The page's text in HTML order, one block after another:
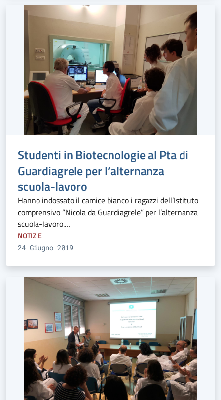
Studenti in Biotecnologie al Pta di
Guardiagrele per l’alternanza
scuola-lavoro
Hanno indossato il camice bianco i ragazzi dell’Istituto
comprensivo “Nicola da Guardiagrele” per l’alternanza
scuola-lavoro.…
NOTIZIE
24 Giugno 2019